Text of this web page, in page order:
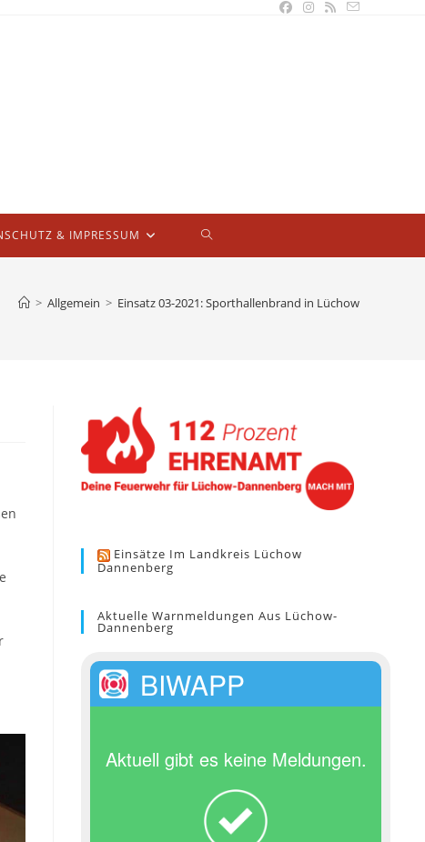
& IMPRESSUM WEBSITE-
> Allgemein > Einsatz 03-2021: Sporthallenbrand in Lüchow
Einsätze Im Landkreis Lüchow
Dannenberg
Aktuelle Warnmeldungen Aus Lüchow-
Dannenberg
BIWAPP
Aktuell gibt es keine Meldungen.